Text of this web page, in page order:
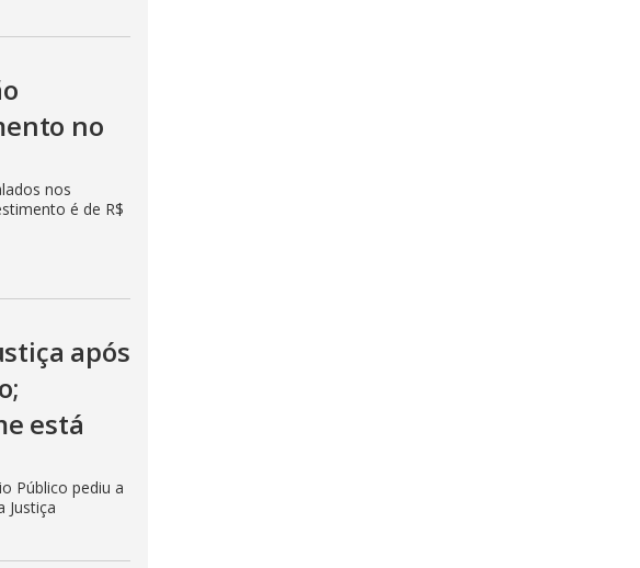
no
nos
é de R$
após
está
Público pediu a
Justiça